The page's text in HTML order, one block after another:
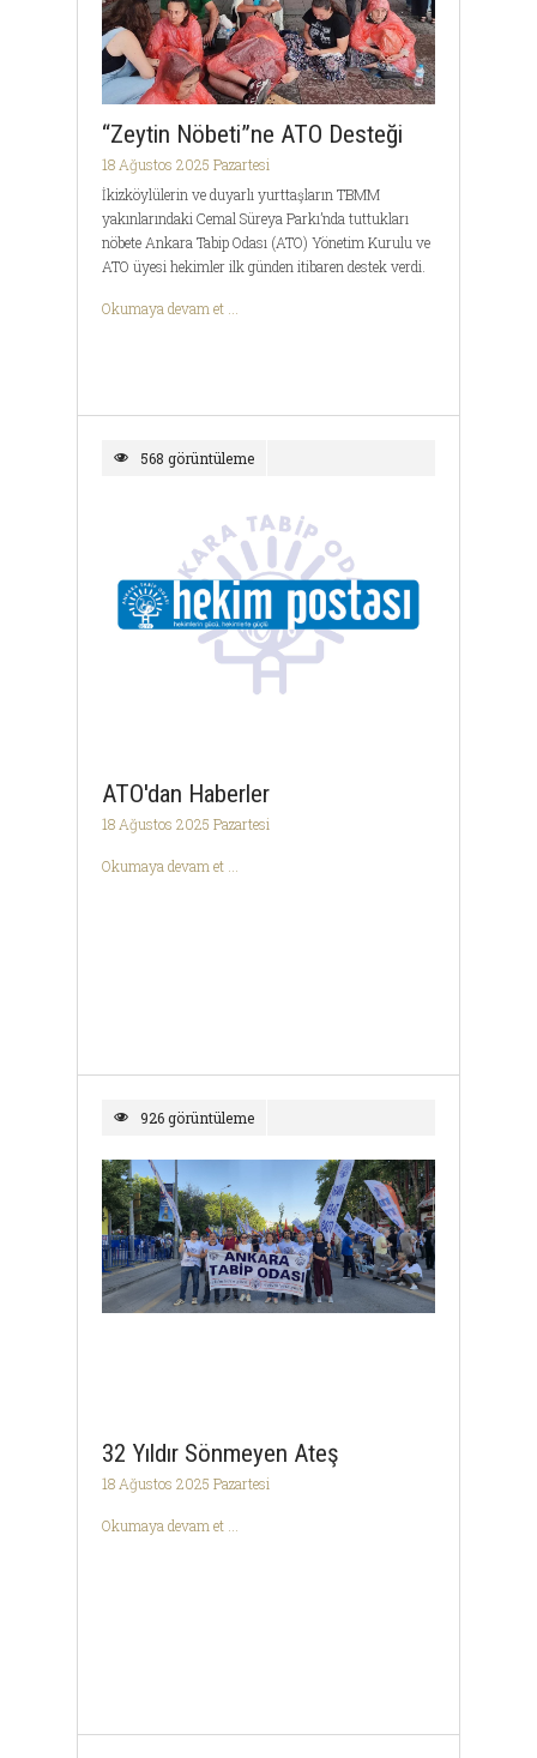
“Zeytin Nöbeti”ne ATO Desteği
18 Ağustos 2025 Pazartesi
İkizköylülerin ve duyarlı yurttaşların TBMM
yakınlarındaki Cemal Süreya Parkı’nda tuttukları
nöbete Ankara Tabip Odası (ATO) Yönetim Kurulu ve
ATO üyesi hekimler ilk günden itibaren destek verdi.
Okumaya devam et ...
568 görüntüleme
ATO'dan Haberler
18 Ağustos 2025 Pazartesi
Okumaya devam et ...
926 görüntüleme
32 Yıldır Sönmeyen Ateş
18 Ağustos 2025 Pazartesi
Okumaya devam et ...